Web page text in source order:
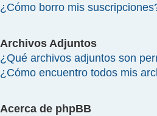
¿Cómo borro mis
Archivos Adjuntos
¿Qué archivos adjuntos son
¿Cómo encuentro todos mis
Acerca de phpBB